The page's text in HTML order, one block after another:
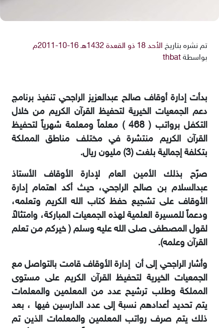
تم نشره بتاريخ الأحد 18 ذو القعدة 1432هـ 16-10-2011م
بواسطة thbat
بدأت إدارة أوقاف صالح عبدالعزيز الراجحي تنفيذ برنامج
دعم الجمعيات الخيرية لتحفيظ القرآن الكريم من خلال
التكفل برواتب ( 468 ‏) معلماً ومعلمة شهرياً لتحفيظ
القرآن ‏الكريم منتشرة في مختلف مناطق المملكة
بتكلفة إجمالية بلغت (3) مليون ريال.‏
صرًح بذلك الأمين العام لإدارة الأوقاف الأستاذ
عبدالسلام بن صالح الراجحي، حيث أكد اهتمام ‏إدارة
الأوقاف على تشجيع حفظ كتاب الله الكريم وتعلمه،
ودعماً للمسيرة العلمية لهذه الجمعيات المباركة، وامتثالاً
‏لقول المصطفى صلى الله عليه وسلم ( خيركم من تعلم
القرآن وعلمه).
وأشار الراجحي إلى أن ‏ إدارة الأوقاف قامت بالتواصل مع
الجمعيات الخيرية لتحفيظ القرآن الكريم على مستوى
المملكة وطلب ترشيح عدد من ‏المعلمين والمعلمات
يتم تحديد أعدادهم نسبة إلى عدد الدارسين فيها ، بعد
ذلك يتم صرف رواتب المعلمين والمعلمات الذين تم